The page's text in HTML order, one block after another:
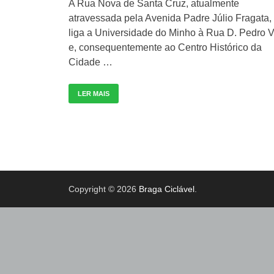
A Rua Nova de Santa Cruz, atualmente
atravessada pela Avenida Padre Júlio Fragata,
liga a Universidade do Minho à Rua D. Pedro V
e, consequentemente ao Centro Histórico da
Cidade …
LER MAIS
Copyright © 2026 Braga Ciclável